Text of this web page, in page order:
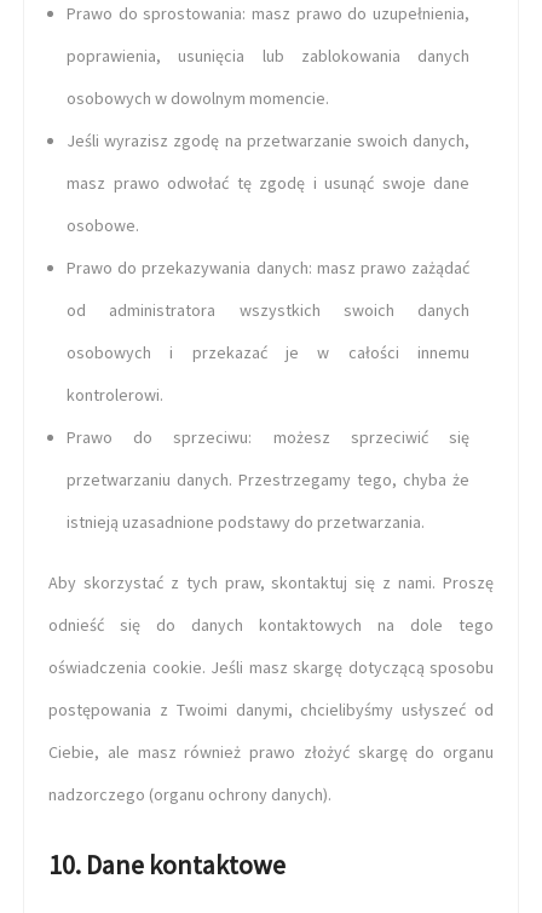
Prawo do sprostowania: masz prawo do uzupełnienia,
poprawienia, usunięcia lub zablokowania danych
osobowych w dowolnym momencie.
Jeśli wyrazisz zgodę na przetwarzanie swoich danych,
masz prawo odwołać tę zgodę i usunąć swoje dane
osobowe.
Prawo do przekazywania danych: masz prawo zażądać
od administratora wszystkich swoich danych
osobowych i przekazać je w całości innemu
kontrolerowi.
Prawo do sprzeciwu: możesz sprzeciwić się
przetwarzaniu danych. Przestrzegamy tego, chyba że
istnieją uzasadnione podstawy do przetwarzania.
Aby skorzystać z tych praw, skontaktuj się z nami. Proszę
odnieść się do danych kontaktowych na dole tego
oświadczenia cookie. Jeśli masz skargę dotyczącą sposobu
postępowania z Twoimi danymi, chcielibyśmy usłyszeć od
Ciebie, ale masz również prawo złożyć skargę do organu
nadzorczego (organu ochrony danych).
10. Dane kontaktowe